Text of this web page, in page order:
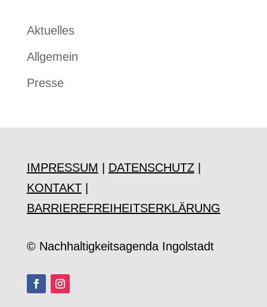
Aktuelles
Allgemein
Presse
IMPRESSUM DATENSCHUTZ|
KONTAKT
BARRIEREFREIHEITSERKLÄRUNG
© Nachhaltigkeitsagenda Ingolstadt